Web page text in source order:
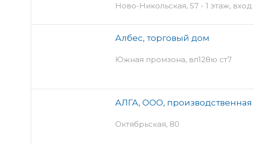
Ново-Никольская, 57 - 1 этаж,
Албес, торговый дом
Южная промзона, вл128ю ст7
АЛГА, ООО,
Октябрьская, 80